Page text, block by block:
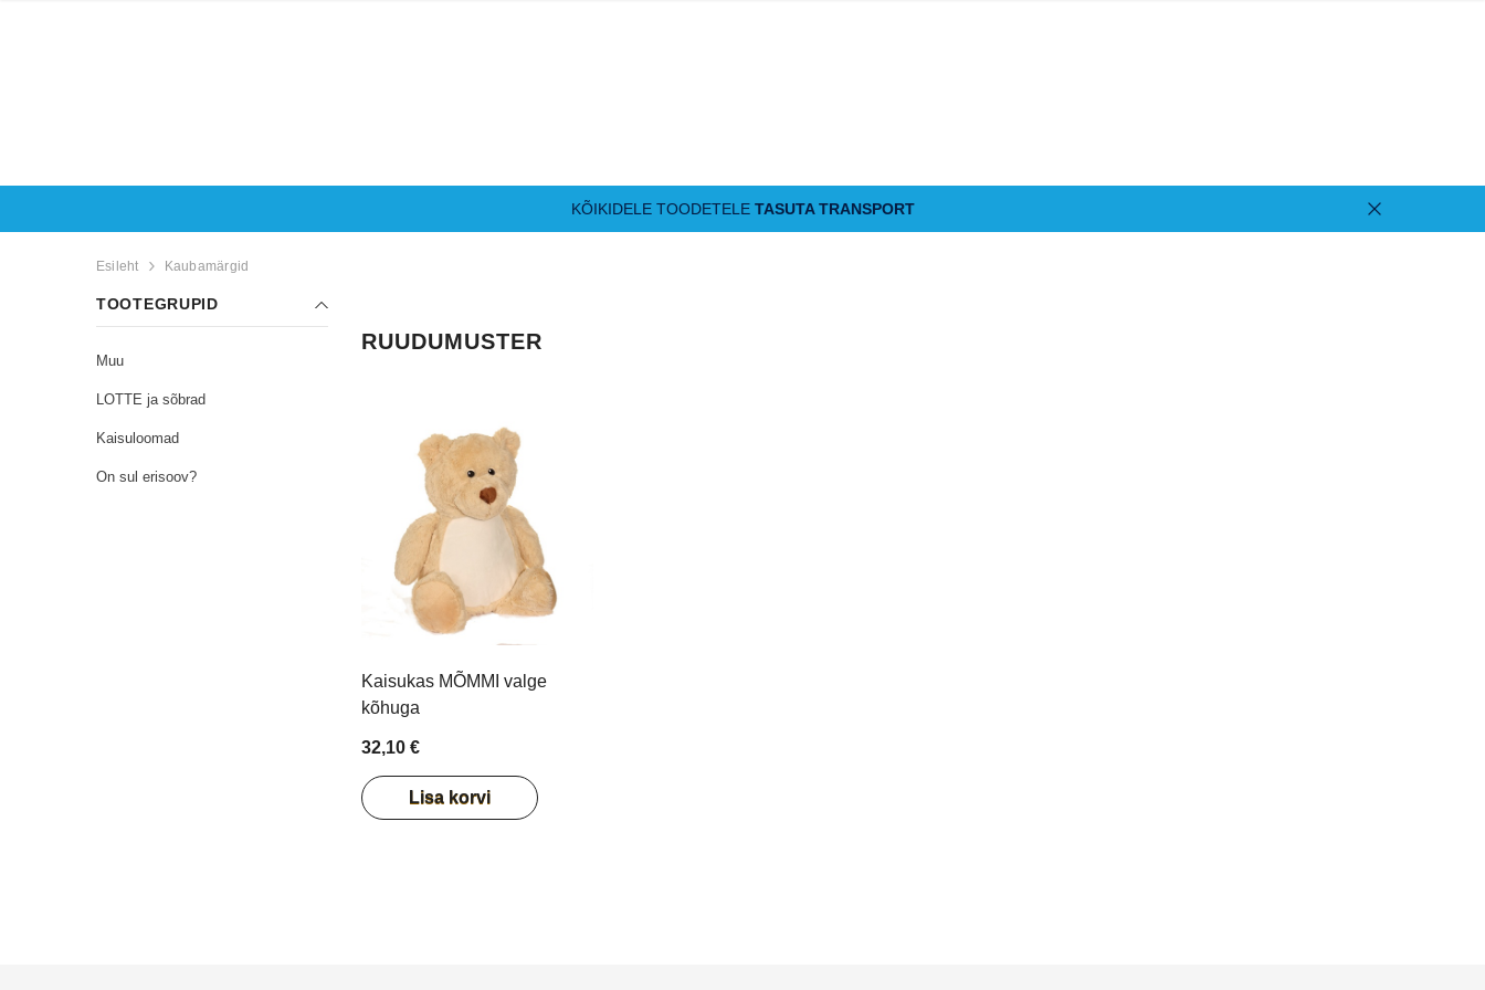
KÕIKIDELE TOODETELE TASUTA TRANSPORT
Esileht Kaubamärgid
TOOTEGRUPID
Muu
LOTTE ja sõbrad
Kaisuloomad
On sul erisoov?
RUUDUMUSTER
Kaisukas MÕMMI valge
kõhuga
32,10 €
Lisa korvi